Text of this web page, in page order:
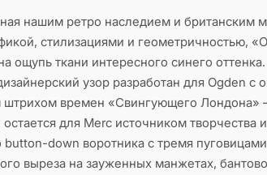
нашим ретро наследием и британским
стилизациями и геометричностью,
ощупь ткани интересного синего
узор разработан для Ogden
штрихом времен «Свингующего Лондона»
для Merc источником творчества
down воротника с тремя
выреза на зауженных манжетах,